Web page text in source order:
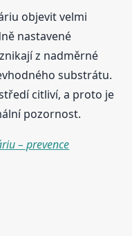
objevit velmi
nastavené
z nadměrné
substrátu.
citliví, a proto je
pozornost.
– prevence